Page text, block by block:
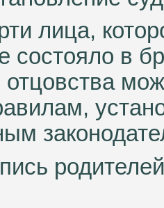
лица,
состояло в